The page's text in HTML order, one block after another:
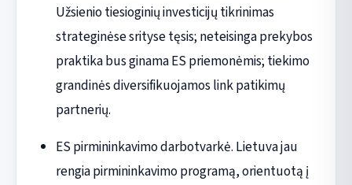
Užsienio tiesioginių investicijų tikrinimas
strateginėse srityse tęsis; neteisinga prekybos
praktika bus ginama ES priemonėmis; tiekimo
grandinės diversifikuojamos link patikimų
partnerių.
ES pirmininkavimo darbotvarkė. Lietuva jau
rengia pirmininkavimo programą, orientuotą į